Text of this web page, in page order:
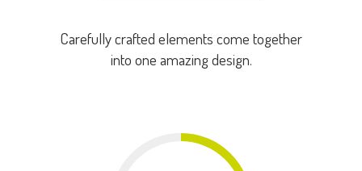
Carefully crafted elements come together
into one amazing design.